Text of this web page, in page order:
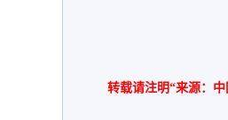
转载请注明“来源：中